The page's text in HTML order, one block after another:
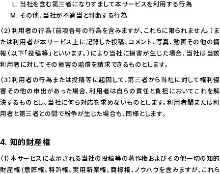
当社を含む第三者になりすまして本サービスを利用する行為
その他、当社が不適当と判断する行為
（2）利用者の行為（前項各号の行為を含みますが、これらに限られません。）ま
たは利用者が本サービス上に記録した投稿、コメント、写真、動画その他の情
報（以下「投稿等」といいます。）により当社に損害が生じた場合、当社は当該
利用者に対してその損害の賠償を請求できるものとします。
（3）利用者の行為または投稿等に起因して、第三者から当社に対して権利侵
害その他の申出があった場合、利用者は自らの責任と負担においてこれを解
決するものとし、当社に何ら対応を求めないものとします。利用者間または利
用者と第三者との間で紛争が生じた場合も、同様とします。
4. 知的財産権
（1）本サービスに表示される当社の投稿等の著作権およびその他一切の知的
財産権（意匠権、特許権、実用新案権、商標権、ノウハウを含みますが、これら